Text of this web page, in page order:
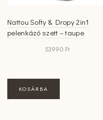
Nattou Softy & Dropy 2in1
pelenkázó szett – taupe
53990 Ft
KOSÁRBA